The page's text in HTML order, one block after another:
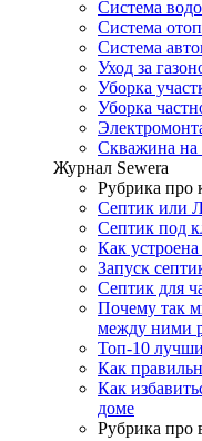
Система
Система
Система
Уход за
Уборка
Уборка
Скважина на
Журнал Sewera
Рубрика про
Септик или
Септик под
Как
Запуск
Септик для
Почему так
между ними
Топ-10
Как
Как
доме
Рубрика про